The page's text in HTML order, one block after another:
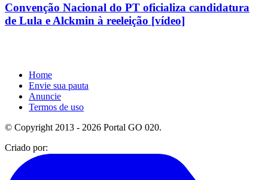
Convenção Nacional do PT oficializa candidatura
de Lula e Alckmin à reeleição [vídeo]
Home
Envie sua pauta
Anuncie
Termos de uso
© Copyright 2013 - 2026 Portal GO 020.
Criado por: